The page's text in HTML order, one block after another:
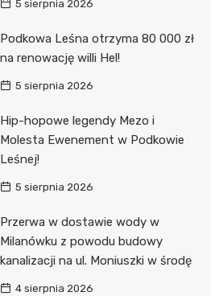
5 sierpnia 2026
Podkowa Leśna otrzyma 80 000 zł
na renowację willi Hel!
5 sierpnia 2026
Hip-hopowe legendy Mezo i
Molesta Ewenement w Podkowie
Leśnej!
5 sierpnia 2026
Przerwa w dostawie wody w
Milanówku z powodu budowy
kanalizacji na ul. Moniuszki w środę
4 sierpnia 2026